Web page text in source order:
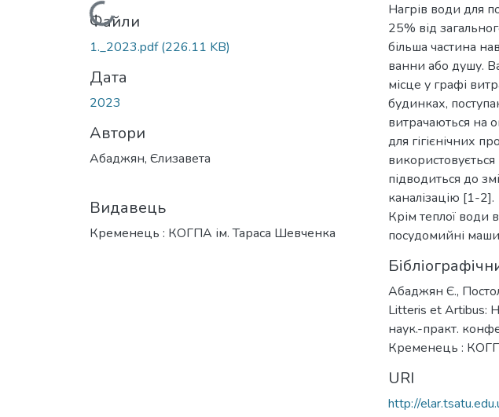
Вантажиться...
Файли
1._2023.pdf(226.11 KB)
Дата
2023
Автори
Абаджян, Єлизавета
Видавець
Кременець : КОГПА ім. Тараса Шевченка
Нагрів води для
25% від
більша частина
ванни або душу.
місце у графі
будинках,
витрачаються на
для гігієнічних
підводиться до
каналізацію [1-2].
Крім теплої води
посудомийні
Абаджян Є.,
Litteris et Artibus:
наук.-практ.
Кременець :
URI
http://